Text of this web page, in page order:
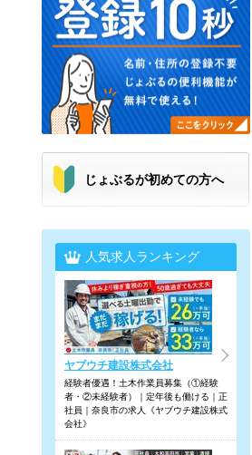
じょぶるが初めての方へ
人気求人ランキング
ヤブウチ建設株式会社
経験者優遇！土木作業員募集（①経験
者・②未経験者）｜定年後も働ける｜正
社員｜奈良市の求人《ヤブウチ建設株式
会社》